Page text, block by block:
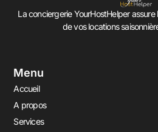
La conciergerie YourHostHelper
de vos locations
Menu
Accueil
A propos
Services